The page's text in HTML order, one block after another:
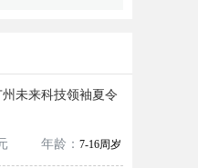
州未来科技领袖夏令
年龄： 7-16周岁